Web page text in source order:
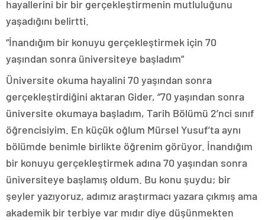
hayallerini bir bir gerçekleştirmenin mutluluğunu
yaşadığını belirtti.
“İnandığım bir konuyu gerçekleştirmek için 70
yaşından sonra üniversiteye başladım”
Üniversite okuma hayalini 70 yaşından sonra
gerçekleştirdiğini aktaran Gider, “70 yaşından sonra
üniversite okumaya başladım, Tarih Bölümü 2’nci sınıf
öğrencisiyim. En küçük oğlum Mürsel Yusuf’ta aynı
bölümde benimle birlikte öğrenim görüyor. İnandığım
bir konuyu gerçekleştirmek adına 70 yaşından sonra
üniversiteye başlamış oldum. Bu konu şuydu; bir
şeyler yazıyoruz, adımız araştırmacı yazara çıkmış ama
akademik bir terbiye var mıdır diye düşünmekten